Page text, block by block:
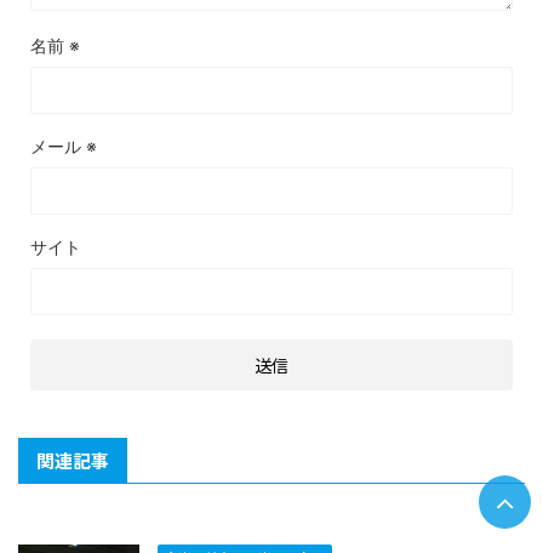
名前 ※
メール ※
サイト
関連記事